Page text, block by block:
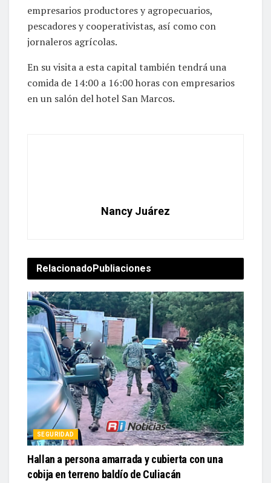
empresarios productores y agropecuarios,
pescadores y cooperativistas, así como con
jornaleros agrícolas.
En su visita a esta capital también tendrá una
comida de 14:00 a 16:00 horas con empresarios
en un salón del hotel San Marcos.
SEGURIDAD
Hallan a persona amarrada y cubierta con una
cobija en terreno baldío de Culiacán
7 agosto, 2026